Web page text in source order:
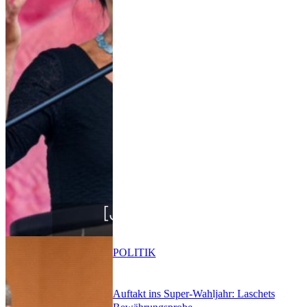
Auftakt ins Super-Wahljahr: Laschets
POLITIK